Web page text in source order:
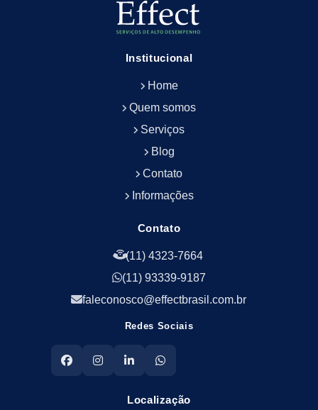
Empresa de Limpeza de Fachadas
Empresa de Limpeza e Conservação Predial
Empresa de Portaria e Controlador de Acesso
Empresa de Portaria e Limpeza
Empresa de Serviços Terceirizados
Empresa de Terceirização de Portaria
Empresa de Terceirização de Serviços de
Empresa de Terceirização de Serviços de
Empresa de Zeladoria e Portaria
Empresas Terceirizadas Recepção
Empresas de Jardinagem para Condomínios
Jardinagem para Empresa
Institucional
Home
Quem somos
Serviços
Blog
Contato
Informações
Contato
(11) 4323-7664
(11) 93339-9187
faleconosco@effectbrasil.com.br
Redes Sociais
Localização